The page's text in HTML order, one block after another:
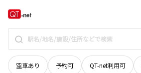
空車あり 予約可 QT-net利用可
宮城県